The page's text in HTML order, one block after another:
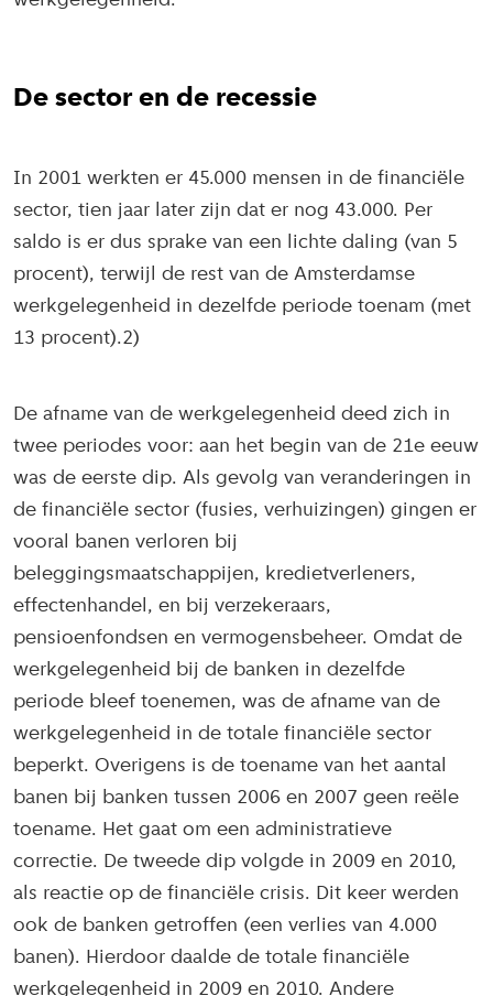
De sector en de recessie
In 2001 werkten er 45.000 mensen in de financiële
sector, tien jaar later zijn dat er nog 43.000. Per
saldo is er dus sprake van een lichte daling (van 5
procent), terwijl de rest van de Amsterdamse
werkgelegenheid in dezelfde periode toenam (met
13 procent).2)
De afname van de werkgelegenheid deed zich in
twee periodes voor: aan het begin van de 21e eeuw
was de eerste dip. Als gevolg van veranderingen in
de financiële sector (fusies, verhuizingen) gingen er
vooral banen verloren bij
beleggingsmaatschappijen, kredietverleners,
effectenhandel, en bij verzekeraars,
pensioenfondsen en vermogensbeheer. Omdat de
werkgelegenheid bij de banken in dezelfde
periode bleef toenemen, was de afname van de
werkgelegenheid in de totale financiële sector
beperkt. Overigens is de toename van het aantal
banen bij banken tussen 2006 en 2007 geen reële
toename. Het gaat om een administratieve
correctie. De tweede dip volgde in 2009 en 2010,
als reactie op de financiële crisis. Dit keer werden
ook de banken getroffen (een verlies van 4.000
banen). Hierdoor daalde de totale financiële
werkgelegenheid in 2009 en 2010. Andere